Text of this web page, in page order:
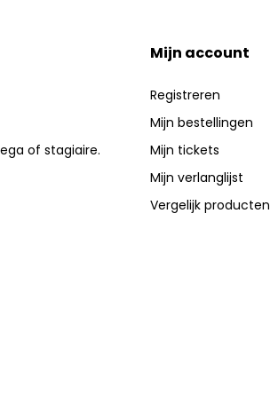
of stagiaire.
Mijn account
Registreren
Mijn bestellingen
Mijn tickets
Mijn verlanglijst
Vergelijk producten